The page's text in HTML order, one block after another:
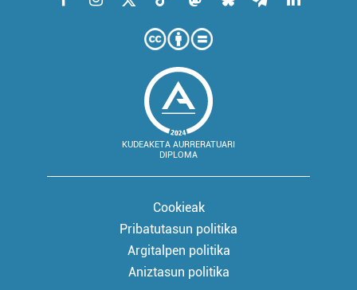
KUDEAKETA AURRERATUARI
DIPLOMA
Cookieak
Pribatutasun politika
Argitalpen politika
Aniztasun politika